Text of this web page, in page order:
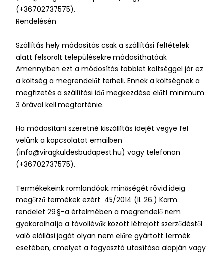
(+36702737575).
Rendelésén
Szállítás hely módosítás csak a szállítási feltételek
alatt felsorolt településekre módosíthatóak.
Amennyiben ezt a módosítás többlet költséggel jár ez
a költség a megrendelőt terheli. Ennek a költségnek a
megfizetés a szállítási idő megkezdése előtt minimum
3 órával kell megtörténie.
Ha módosítani szeretné kiszállítás idejét vegye fel
velünk a kapcsolatot emailben
(info@viragkuldesbudapest.hu) vagy telefonon
(+36702737575).
Termékekeink romlandóak, minőségét rövid ideig
megőrző termékek ezért 45/2014 (II. 26.) Korm.
rendelet 29.§-a értelmében a megrendelő nem
gyakorolhatja a távollévők között létrejött szerződéstől
való elállási jogát olyan nem előre gyártott termék
esetében, amelyet a fogyasztó utasítása alapján vagy